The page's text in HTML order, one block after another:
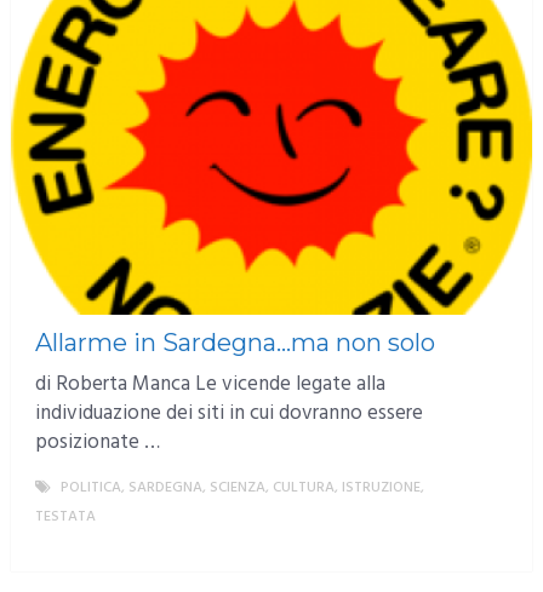
Allarme in Sardegna…ma non solo
di Roberta Manca Le vicende legate alla
individuazione dei siti in cui dovranno essere
posizionate …
POLITICA, SARDEGNA, SCIENZA, CULTURA, ISTRUZIONE,
TESTATA